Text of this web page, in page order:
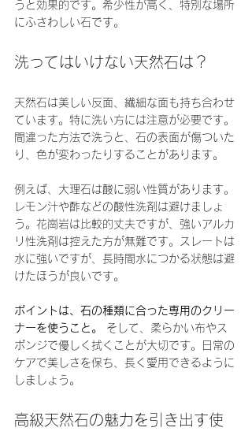
うと効果的です。希少性が高く、特別な場所
にふさわしい石です。
洗ってはいけない天然石は？
天然石は美しい反面、繊細な面も持ち合わせ
ています。特に洗い方には注意が必要です。
間違った方法で洗うと、石の表面が傷ついた
り、色が変わったりすることがあります。
例えば、大理石は酸に弱い性質があります。
レモン汁や酢などの酸性洗剤は避けましょ
う。花崗岩は比較的丈夫ですが、強いアルカ
リ性洗剤は控えた方が無難です。スレートは
水に強いですが、長時間水につかる状態は避
けたほうが良いです。
ポイントは、石の種類に合った専用のクリー
ナーを使うこと。
そして、柔らかい布やス
ポンジで優しく拭くことが大切です。日常の
ケアで美しさを保ち、長く愛用できるように
しましょう。
高級天然石の魅力を引き出す使